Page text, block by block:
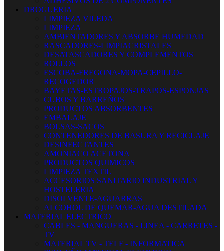
DROGUERIA
LIMPIEZA VILEDA
LIMPIEZA
AMBIENTADORES Y ABSORBE HUMEDAD
RASCADORES-LIMPIACRISTALES
DESATASCADORES Y COMPLEMENTOS
ROLLOS
ESCOBA-FREGONA-MOPA-CEPILLO-
RECOGEDOR
BAYETAS-ESTROPAJOS-TRAPOS-ESPONJAS
CUBOS Y BARREÑOS
PRODUCTOS ABSORBENTES
EMBALAJE
BOLSAS-SACOS
CONTENEDORES DE BASURA Y RECICLAJE
DESINFECTANTES
AMONIACO ACETONA
PRODUCTOS QUIMICOS
LIMPIEZA TEXTIL
ACCESORIOS SANITARIO INDUSTRIAL Y
HOSTELERIA
DISOLVENTE-AGUARRAS
ALCOHOL DE QUEMAR-AGUA DESTILADA
MATERIAL ELECTRICO
CABLES - MANGUERAS - LINEA - CARRETES -
TV
MATERIAL TV - TELF - INFORMATICA